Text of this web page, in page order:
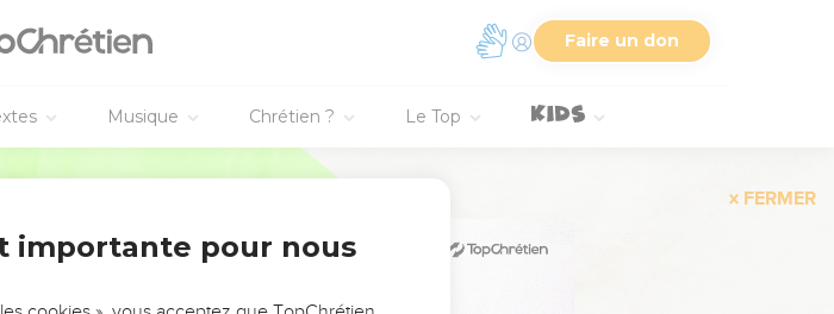
Faire un don
Musique Chrétien ? Le Top
FERMER
!
importante pour nous